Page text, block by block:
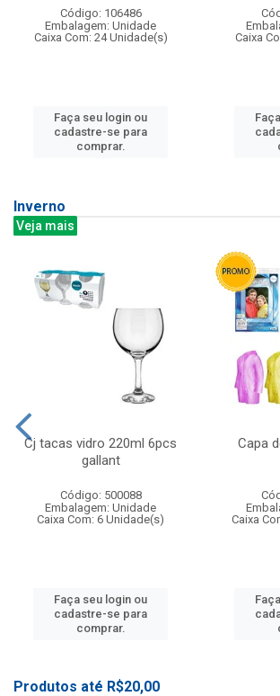
Código: 106486
Embalagem: Unidade
Caixa Com: 24 Unidade(s)
Faça seu login ou
cadastre-se para
comprar.
Caixa
Inverno
Veja mais
Cj tacas vidro 220ml 6pcs
gallant
Código: 500088
Embalagem: Unidade
Caixa Com: 6 Unidade(s)
Faça seu login ou
cadastre-se para
comprar.
Capa
Caixa
Produtos até R$20,00